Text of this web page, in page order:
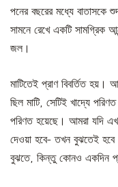
পনের বছরের মধ্যে বাতাসকে
সামনে রেখে একটি সামগ্রিক
জল।
মাটিতেই প্রাণ বিবর্তিত
ছিল মাটি, সেটিই খাদ্যে
পরিণত হয়েছে। আমরা যদি
দেওয়া হবে- তখন বুঝতেই
বুঝতে, কিন্তু কোনও একদিন